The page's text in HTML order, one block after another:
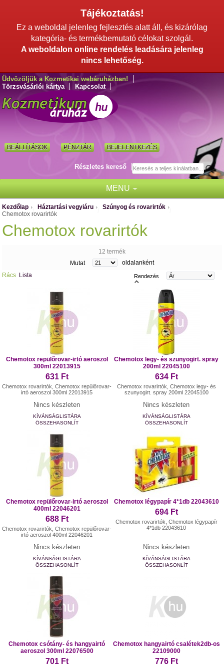
Tájékoztatás!
Ez a weboldal jelenleg fejlesztés alatt áll, és kizárólag
kategória- és termékbemutató célokat szolgál.
A weboldalon online rendelés leadására jelenleg
nincs lehetőség.
Üdvözöljük a Kozmetikai webáruházban!
Törzsvásárlói kártya
Kapcsolat
BEÁLLÍTÁSOK PÉNZTÁR BEJELENTKEZÉS
Részletes kereső
MENU
Kezdőlap Háztartási vegyiáru Szúnyog és rovarirtók
Chemotox rovarirtók
Chemotox rovarirtók
12 termék
Mutat
oldalanként
Rács Lista Rendezés
Chemotox repülőrovar-irtó aeroszol
300ml 22013915
631 Ft
Chemotox rovarirtók, Chemotox repülőrovar-
irtó aeroszol 300ml 22013915
Nincs készleten
KÍVÁNSÁGLISTÁRA
ÖSSZEHASONLÍT
Chemotox legy- és szunyogirt. spray
200ml 22045100
634 Ft
Chemotox rovarirtók, Chemotox legy- és
szunyogirt. spray 200ml 22045100
Nincs készleten
KÍVÁNSÁGLISTÁRA
ÖSSZEHASONLÍT
Chemotox repülőrovar-irtó aeroszol
400ml 22046201
688 Ft
Chemotox rovarirtók, Chemotox repülőrovar-
irtó aeroszol 400ml 22046201
Nincs készleten
KÍVÁNSÁGLISTÁRA
ÖSSZEHASONLÍT
Chemotox légypapír 4*1db 22043610
694 Ft
Chemotox rovarirtók, Chemotox légypapír
4*1db 22043610
Nincs készleten
KÍVÁNSÁGLISTÁRA
ÖSSZEHASONLÍT
Chemotox csótány- és hangyairtó
aeroszol 300ml 22076500
701 Ft
Chemotox hangyairtó csalétek2db-os
22109000
776 Ft